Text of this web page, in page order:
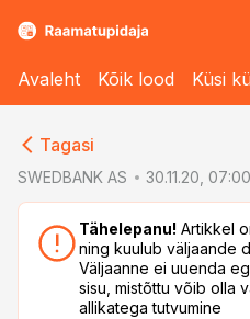
Avaleht Kõik lood Küsi
Tagasi
SWEDBANK AS 30.11.20, 07:00
Tähelepanu! Artikkel
ning kuulub väljaande
Väljaanne ei uuenda
sisu, mistõttu võib olla
allikatega tutvumine